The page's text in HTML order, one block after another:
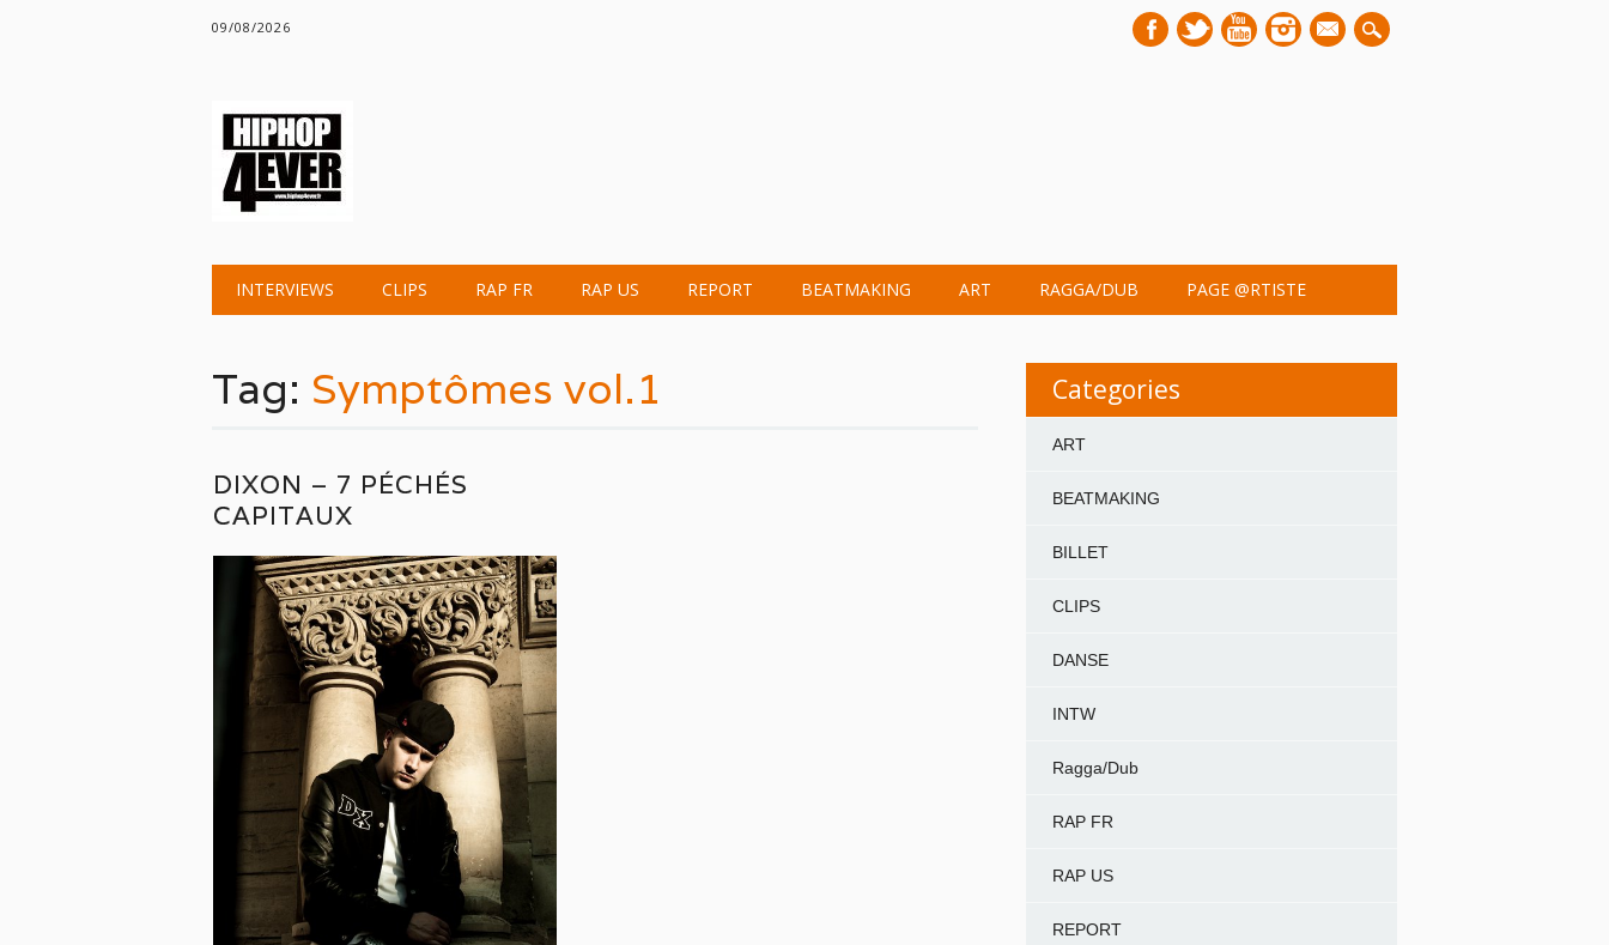
09/08/2026
mail
Main menu
INTERVIEWS CLIPS RAP FR RAP US REPORT BEATMAKING ART RAGGA/DUB PAGE @RTISTE
Tag: Symptômes vol.1
DIXON – 7 PÉCHÉS
CAPITAUX
Categories
ART
BEATMAKING
BILLET
CLIPS
DANSE
INTW
Ragga/Dub
RAP FR
RAP US
REPORT